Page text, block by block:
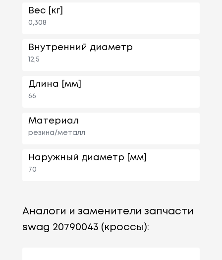
Вес [кг]
0,308
Внутренний диаметр
12,5
Длина [мм]
66
Материал
резина/металл
Наружный диаметр [мм]
70
Аналоги и заменители запчасти
swag 20790043 (кроссы):